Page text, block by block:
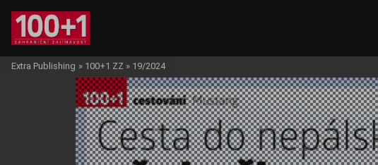
Extra Publishing » 100+1 ZZ » 19/2024